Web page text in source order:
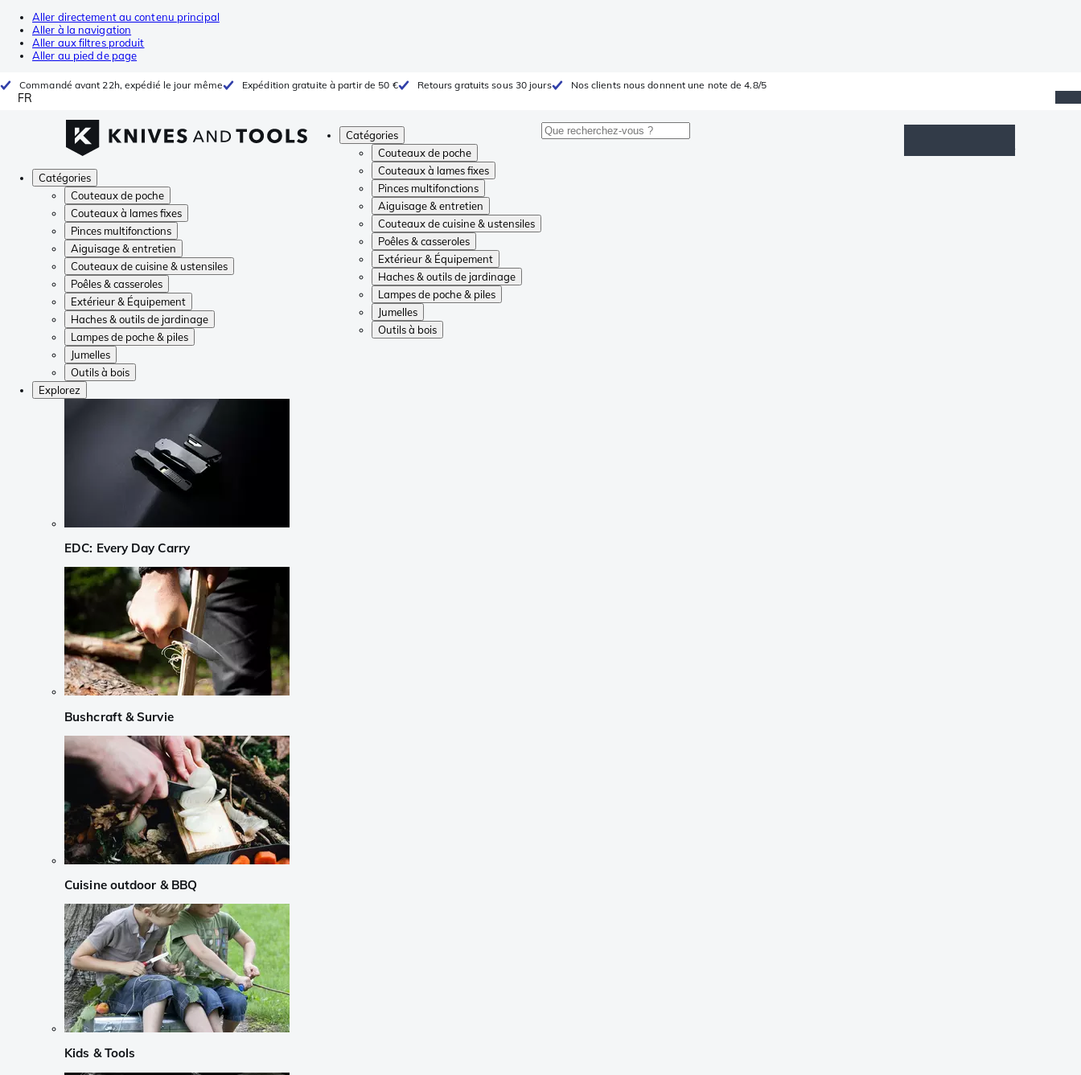
Aller directement au contenu principal
Aller à la navigation
Aller aux filtres produit
Aller au pied de page
Commandé avant 22h, expédié le jour même Expédition gratuite à partir de 50 € Retours gratuits sous 30 jours Nos clients nous donnent une note de 4.8/5
FR
Catégories
Couteaux de poche
Couteaux à lames fixes
Pinces multifonctions
Aiguisage & entretien
Couteaux de cuisine & ustensiles
Poêles & casseroles
Extérieur & Équipement
Haches & outils de jardinage
Lampes de poche & piles
Jumelles
Outils à bois
Catégories
Couteaux de poche
Couteaux à lames fixes
Pinces multifonctions
Aiguisage & entretien
Couteaux de cuisine & ustensiles
Poêles & casseroles
Extérieur & Équipement
Haches & outils de jardinage
Lampes de poche & piles
Jumelles
Outils à bois
Explorez
EDC: Every Day Carry
Bushcraft & Survie
Cuisine outdoor & BBQ
Kids & Tools